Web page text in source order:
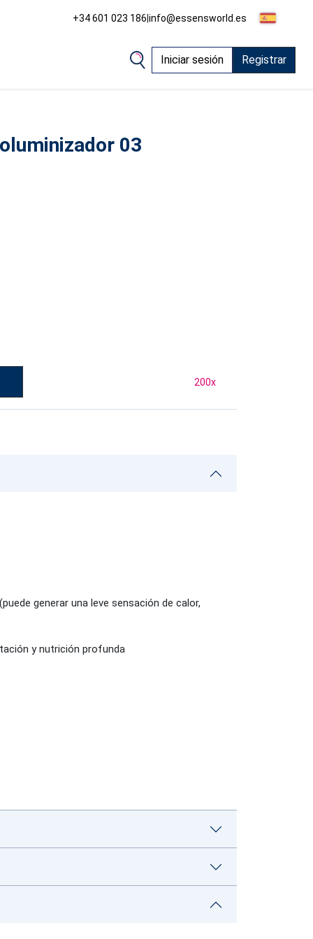
+34 601 023 186|info@essensworld.es
Iniciar sesión Registrar
03
200x
(puede generar una leve sensación de calor,
y nutrición profunda